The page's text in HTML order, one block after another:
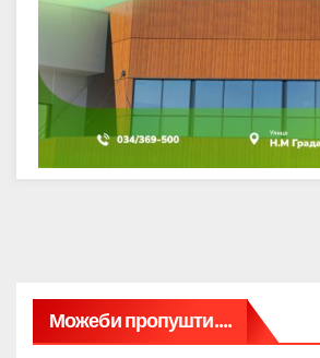
Можеби пропушти....